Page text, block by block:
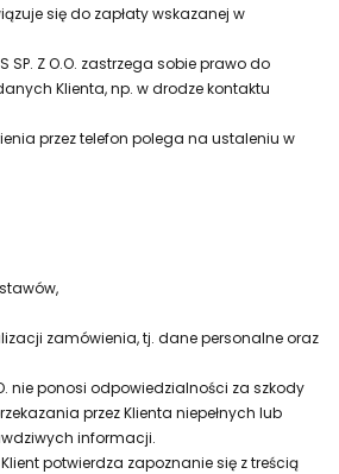
się do zapłaty wskazanej w
SP. Z O.O. zastrzega sobie prawo do
Klienta, np. w drodze kontaktu
przez telefon polega na ustaleniu w
zamówienia, tj. dane personalne oraz
nie ponosi odpowiedzialności za szkody
przez Klienta niepełnych lub
informacji.
potwierdza zapoznanie się z treścią